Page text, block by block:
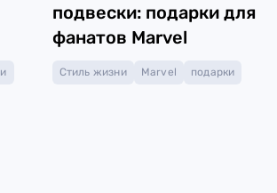
подвески: подарки для
фанатов Marvel
Стиль жизни Marvel подарки